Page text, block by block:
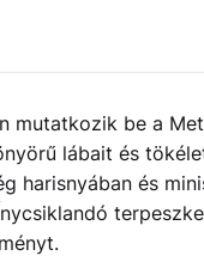
mutatkozik be a
lábait és
harisnyában és